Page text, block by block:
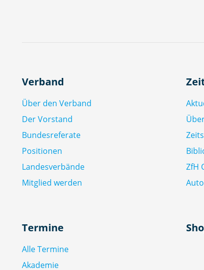
Verband
Über den Verband
Der Vorstand
Bundesreferate
Positionen
Landesverbände
Mitglied werden
ZfH
Termine
Alle Termine
Akademie